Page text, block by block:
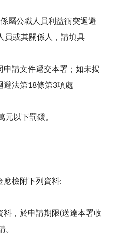
屬公職人員利益衝突迴避
員或其關係人，請填具
文件遞交本署；如未揭
避法第18條第3項處
元以下罰鍰。
應檢附下列資料:
料，於申請期限(送達本署收
。